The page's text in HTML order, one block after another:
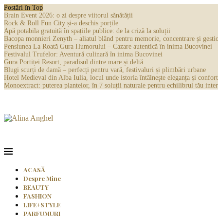
Postări în Top
Brain Event 2026: o zi despre viitorul sănătății
Rock & Roll Fun City și-a deschis porțile
Apă potabila gratuită în spațiile publice: de la criză la soluții
Bacopa monnieri Zenyth – aliatul blând pentru memorie, concentrare și
Pensiunea La Roată Gura Humorului – Cazare autentică în inima Bucovinei
Festivalul Trufelor: Aventură culinară în inima Bucovinei
Gura Portiței Resort, paradisul dintre mare și deltă
Blugi scurți de damă – perfecți pentru vară, festivaluri și plimbări urbane
Hotel Medieval din Alba Iulia, locul unde istoria întâlnește eleganța și
Monoextract: puterea plantelor, în 7 soluții naturale pentru echilibrul tău
ACASĂ
Despre Mine
BEAUTY
FASHION
LIFE+STYLE
PARFUMURI